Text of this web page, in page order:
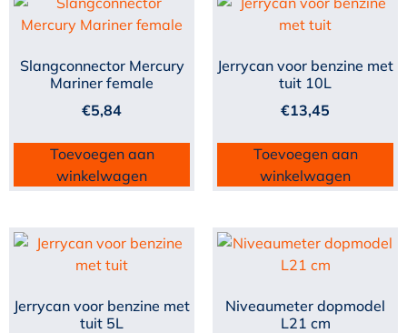
Slangconnector Mercury
Mariner female
€5,84
Toevoegen aan
winkelwagen
Jerrycan voor benzine met
tuit 10L
€13,45
Toevoegen aan
winkelwagen
Jerrycan voor benzine met
tuit 5L
Niveaumeter dopmodel
L21 cm